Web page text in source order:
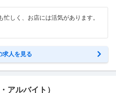
しく、お店には活気があります。
求人を見る
アルバイト）